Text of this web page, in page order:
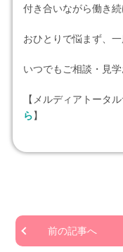
付き合いながら働き続
おひとりで悩まず、
いつでもご相談・見学
【メルディアトータ
ら】
前の記事へ